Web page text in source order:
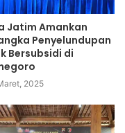
Jatim Amankan
Penyelundupan
Bersubsidi di
2025